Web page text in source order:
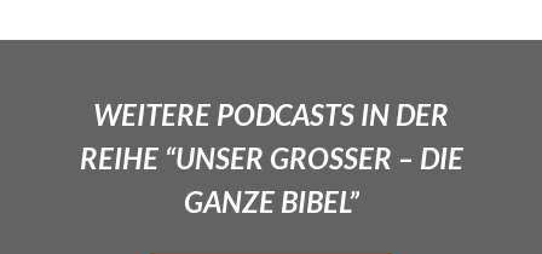
WEITERE PODCASTS IN DER
REIHE “UNSER GROSSER – DIE
GANZE BIBEL”